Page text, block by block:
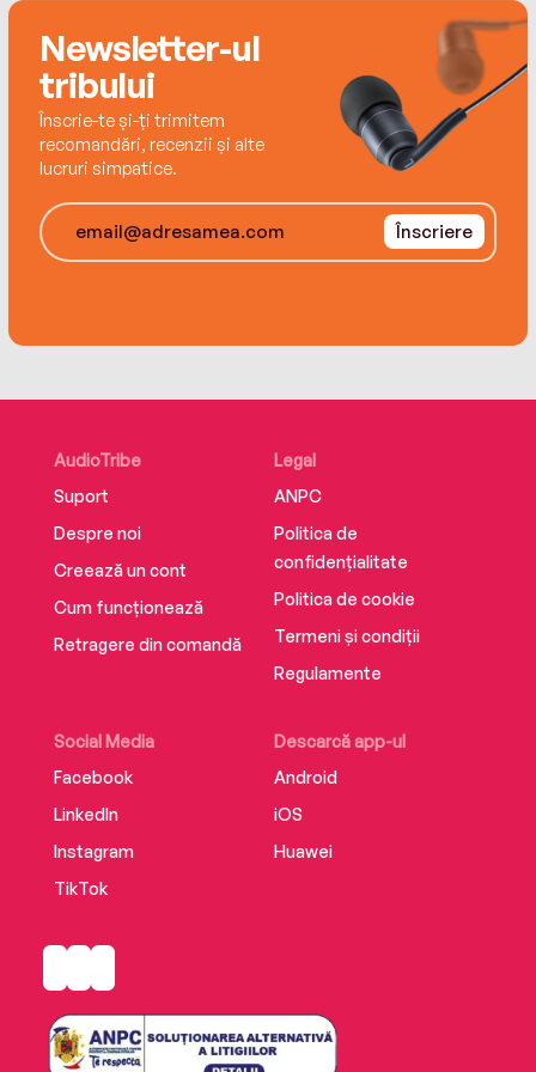
Newsletter-ul
tribului
Înscrie-te și-ți trimitem
recomandări, recenzii și alte
lucruri simpatice.
Înscriere
AudioTribe
Suport
Despre noi
Creează un cont
Cum funcționează
Retragere din comandă
Social Media
Facebook
LinkedIn
Instagram
TikTok
Descarcă app-ul
Android
iOS
Huawei
Legal
ANPC
Politica de
confidențialitate
Politica de cookie
Termeni și condiții
Regulamente